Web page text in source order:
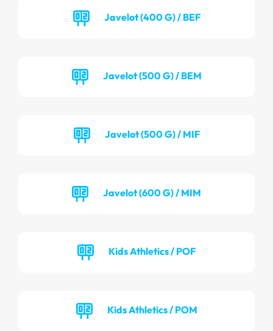
Javelot (400 G) / BEF
Javelot (500 G) / BEM
Javelot (500 G) / MIF
Javelot (600 G) / MIM
Kids Athletics / POF
Kids Athletics / POM